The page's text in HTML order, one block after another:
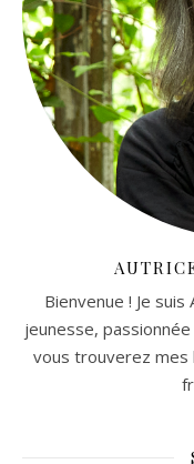
Bienvenue ! Je
jeunesse,
vous trouverez mes